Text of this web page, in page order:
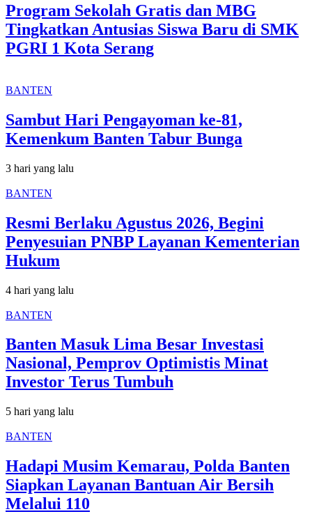
Program Sekolah Gratis dan MBG
Tingkatkan Antusias Siswa Baru di SMK
PGRI 1 Kota Serang
BANTEN
Sambut Hari Pengayoman ke-81,
Kemenkum Banten Tabur Bunga
3 hari yang lalu
BANTEN
Resmi Berlaku Agustus 2026, Begini
Penyesuian PNBP Layanan Kementerian
Hukum
4 hari yang lalu
BANTEN
Banten Masuk Lima Besar Investasi
Nasional, Pemprov Optimistis Minat
Investor Terus Tumbuh
5 hari yang lalu
BANTEN
Hadapi Musim Kemarau, Polda Banten
Siapkan Layanan Bantuan Air Bersih
Melalui 110